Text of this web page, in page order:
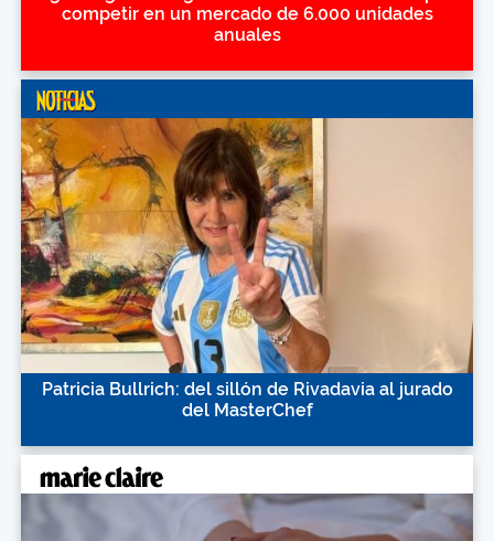
competir en un mercado de 6.000 unidades
anuales
Patricia Bullrich: del sillón de Rivadavia al jurado
del MasterChef